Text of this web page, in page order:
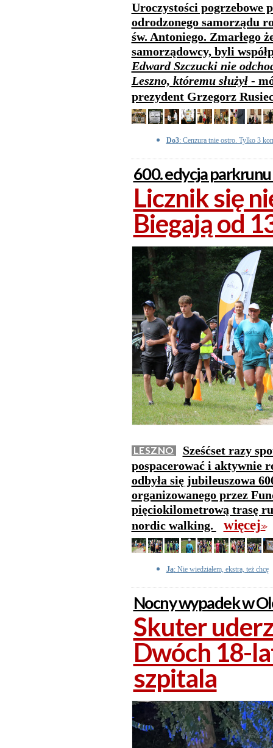
Uroczystości pogrzebowe
odrodzonego samorządu
św. Antoniego. Zmarłego
samorządowcy, byli
Edward Szczucki nie
Leszno, któremu służył-
prezydent Grzegorz
Do3: Cenzura tnie ostro. Tylko 3
600. edycja
Licznik się
Biegają od
LESZNO
Sześćset razy
pospacerować i aktywnie
odbyła się jubileuszowa
organizowanego przez
pięciokilometrową trasę
nordic walking.
więcej>>
Ja: Nie wiedziałem, ekstra, też chcę
Nocny wypadek w
Skuter
Dwóch 18-
szpitala